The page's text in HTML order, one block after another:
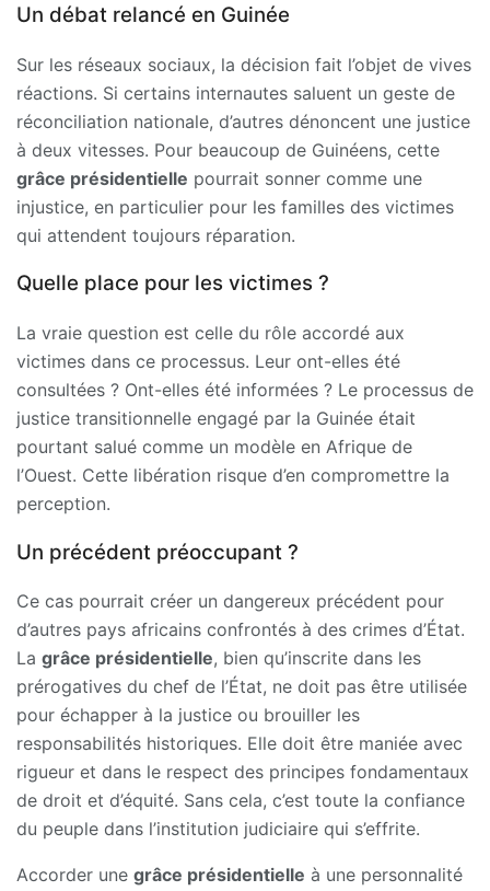
Un débat relancé en Guinée
Sur les réseaux sociaux, la décision fait l’objet de vives
réactions. Si certains internautes saluent un geste de
réconciliation nationale, d’autres dénoncent une justice
à deux vitesses. Pour beaucoup de Guinéens, cette
grâce présidentielle pourrait sonner comme une
injustice, en particulier pour les familles des victimes
qui attendent toujours réparation.
Quelle place pour les victimes ?
La vraie question est celle du rôle accordé aux
victimes dans ce processus. Leur ont-elles été
consultées ? Ont-elles été informées ? Le processus de
justice transitionnelle engagé par la Guinée était
pourtant salué comme un modèle en Afrique de
l’Ouest. Cette libération risque d’en compromettre la
perception.
Un précédent préoccupant ?
Ce cas pourrait créer un dangereux précédent pour
d’autres pays africains confrontés à des crimes d’État.
La grâce présidentielle, bien qu’inscrite dans les
prérogatives du chef de l’État, ne doit pas être utilisée
pour échapper à la justice ou brouiller les
responsabilités historiques. Elle doit être maniée avec
rigueur et dans le respect des principes fondamentaux
de droit et d’équité. Sans cela, c’est toute la confiance
du peuple dans l’institution judiciaire qui s’effrite.
Accorder une grâce présidentielle à une personnalité